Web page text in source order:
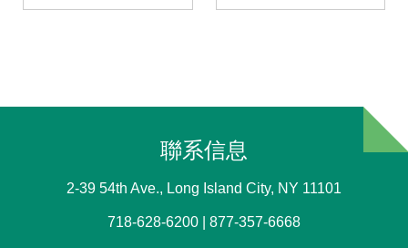
聯系信息
2-39 54th Ave., Long Island City, NY 11101
718-628-6200 | 877-357-6668